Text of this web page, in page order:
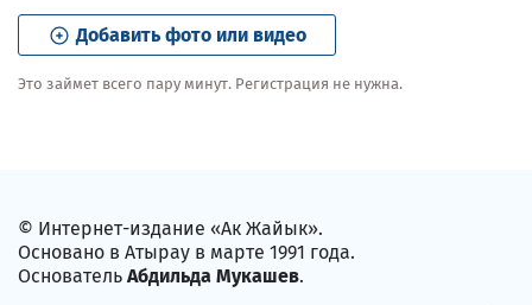
Добавить фото или видео
Это займет всего пару минут. Регистрация не нужна.
© Интернет-издание «Ак Жайык».
Основано в Атырау в марте 1991 года.
Основатель Абдильда Мукашев.